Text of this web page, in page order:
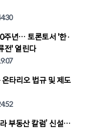
주년… 토론토서 '한·
전' 열린다
타리오 법규 및 제도
부동산 칼럼’ 신설…